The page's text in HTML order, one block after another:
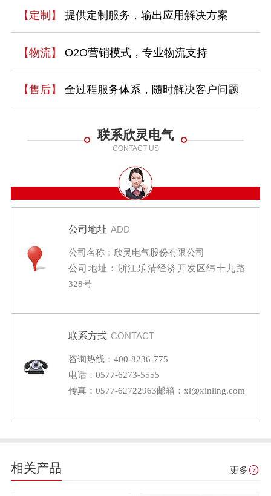
【定制】 提供定制服务，输出应用解决方案
【物流】 O2O营销模式，专业物流支持
【售后】 全过程服务体系，随时解决客户问题
联系欣灵电气
CONTACT US
公司地址 ADD
公司名称：欣灵电气股份有限公司
公司地址：浙江乐清经济开发区纬十九路
328号
联系方式 CONTACT
咨询热线：400-8236-775
电话：0577-6273-5555
传真：0577-62722963邮箱：xl@xinling.com
相关产品 更多